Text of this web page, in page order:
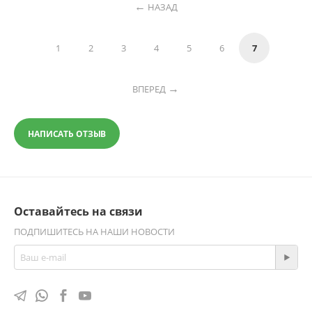
НАЗАД
1 2 3 4 5 6 7
ВПЕРЕД
НАПИСАТЬ ОТЗЫВ
Оставайтесь на связи
ПОДПИШИТЕСЬ НА НАШИ НОВОСТИ